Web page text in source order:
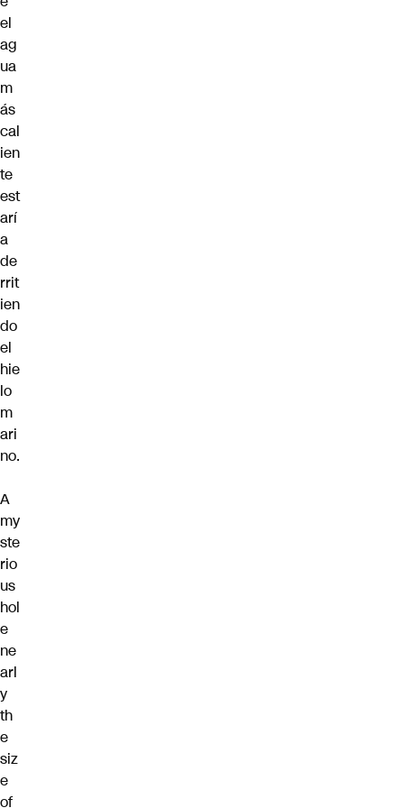
el
ag
ua
m
ás
cal
ien
te
est
arí
a
de
rrit
ien
do
el
hie
lo
m
ari
no.
A
my
ste
rio
us
hol
e
ne
arl
y
th
e
siz
e
of